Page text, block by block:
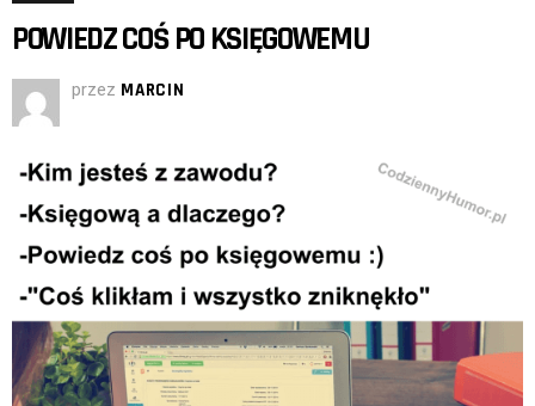
POWIEDZ COŚ PO KSIĘGOWEMU
przez MARCIN